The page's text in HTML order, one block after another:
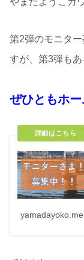
第2弾のモニタ
すが、第3弾も
ぜひともホ
yamadayoko.me